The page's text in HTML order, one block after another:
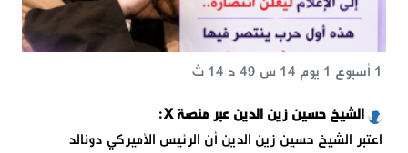
الشيخ حسين زين الدين عبر منصة X:
1 أسبوع 1 يوم 14 س 49 د 14 ث
اعتبر الشيخ حسين زين الدين أن الرئيس الأميركي دونالد